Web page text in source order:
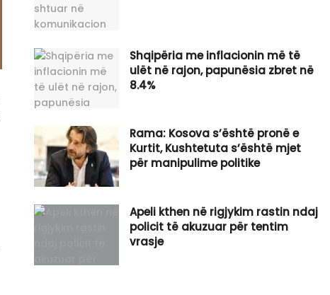
Shqipëria me inflacionin më të
ulët në rajon, papunësia zbret në
8.4%
Rama: Kosova s’është pronë e
Kurtit, Kushtetuta s’është mjet
për manipulime politike
Apeli kthen në rigjykim rastin ndaj
policit të akuzuar për tentim
vrasje